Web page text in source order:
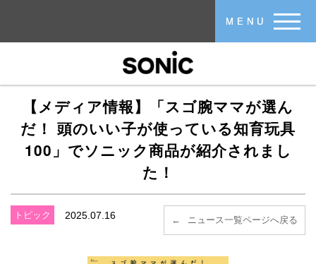
MENU
【メディア情報】「スゴ腕ママが選ん
だ！ 頭のいい子が使っている知育玩具
100」でソニック商品が紹介されまし
た！
トピック 2025.07.16 ニュース一覧ページへ戻る